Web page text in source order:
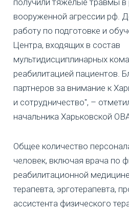
вооруженной агрессии рф.
работу по подготовке и
Центра, входящих в состав
мультидисциплинарных
реабилитацией пациентов.
партнеров за внимание к
и сотрудничество", –
начальника Харьковской
Общее количество
человек, включая врача по
реабилитационной
терапевта, эрготерапевта,
ассистента физического